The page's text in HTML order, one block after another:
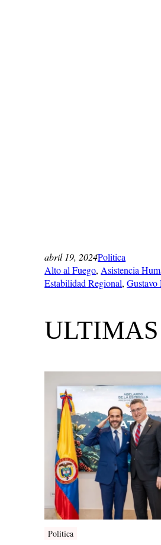
abril 19, 2024Politica
Alto al Fuego, Asistencia
Estabilidad Regional, Gustavo
Politica